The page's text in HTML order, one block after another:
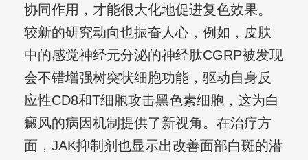
协同作用，才能很大化地促进复色效果。
较新的研究动向也振奋人心，例如，皮肤
中的感觉神经元分泌的神经肽CGRP被发现
会不错增强树突状细胞功能，驱动自身反
应性CD8和T细胞攻击黑色素细胞，这为白
癜风的病因机制提供了新视角。在治疗方
面，JAK抑制剂也显示出改善面部白斑的潜